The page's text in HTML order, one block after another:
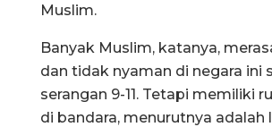
Muslim.
Banyak Muslim, katanya,
dan tidak nyaman di negara ini
serangan 9-11. Tetapi memiliki
di bandara, menurutnya adalah